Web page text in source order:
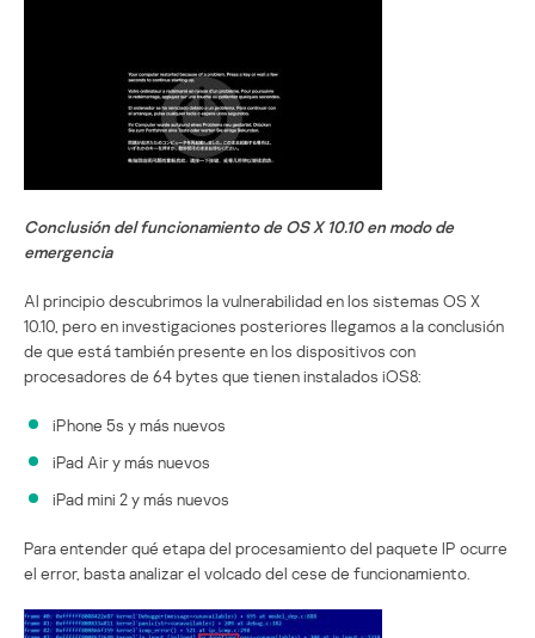
Conclusión del funcionamiento de OS X 10.10 en modo de
emergencia
Al principio descubrimos la vulnerabilidad en los sistemas OS X
10.10, pero en investigaciones posteriores llegamos a la conclusión
de que está también presente en los dispositivos con
procesadores de 64 bytes que tienen instalados iOS8:
iPhone 5s y más nuevos
iPad Air y más nuevos
iPad mini 2 y más nuevos
Para entender qué etapa del procesamiento del paquete IP ocurre
el error, basta analizar el volcado del cese de funcionamiento.